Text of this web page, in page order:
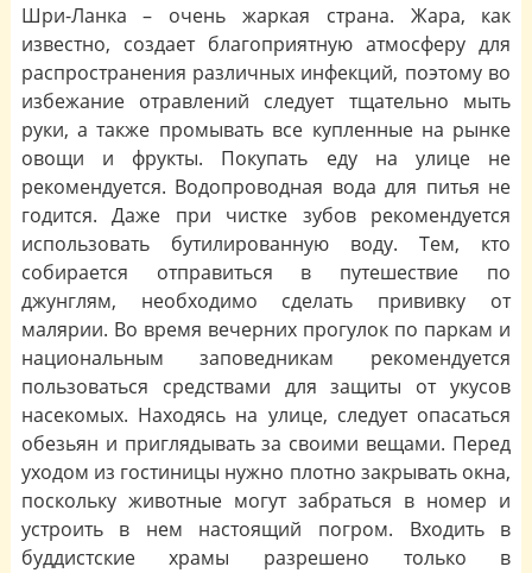
Шри-Ланка – очень жаркая страна. Жара, как
известно, создает благоприятную атмосферу для
распространения различных инфекций, поэтому во
избежание отравлений следует тщательно мыть
руки, а также промывать все купленные на рынке
овощи и фрукты. Покупать еду на улице не
рекомендуется. Водопроводная вода для питья не
годится. Даже при чистке зубов рекомендуется
использовать бутилированную воду. Тем, кто
собирается отправиться в путешествие по
джунглям, необходимо сделать прививку от
малярии. Во время вечерних прогулок по паркам и
национальным заповедникам рекомендуется
пользоваться средствами для защиты от укусов
насекомых. Находясь на улице, следует опасаться
обезьян и приглядывать за своими вещами. Перед
уходом из гостиницы нужно плотно закрывать окна,
поскольку животные могут забраться в номер и
устроить в нем настоящий погром. Входить в
буддистские храмы разрешено только в